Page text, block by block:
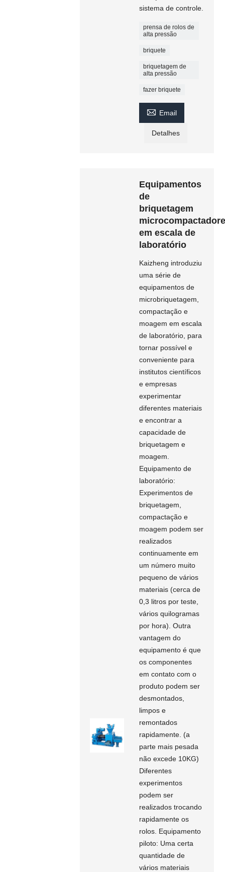
sistema de controle.
prensa de rolos de
alta pressão
briquete
briquetagem de
alta pressão
fazer briquete
 Email
Detalhes
Equipamentos
de
briquetagem
em escala de
laboratório
Kaizheng introduziu
uma série de
equipamentos de
microbriquetagem,
compactação e
moagem em escala
de laboratório, para
tornar possível e
conveniente para
institutos científicos
e empresas
experimentar
diferentes materiais
e encontrar a
capacidade de
briquetagem e
moagem.
Equipamento de
laboratório:
Experimentos de
briquetagem,
compactação e
moagem podem ser
realizados
continuamente em
um número muito
pequeno de vários
materiais (cerca de
0,3 litros por teste,
vários quilogramas
por hora). Outra
vantagem do
equipamento é que
os componentes
em contato com o
produto podem ser
desmontados,
limpos e
remontados
rapidamente. (a
parte mais pesada
não excede 10KG)
Diferentes
experimentos
podem ser
realizados trocando
rapidamente os
rolos. Equipamento
piloto: Uma certa
quantidade de
vários materiais